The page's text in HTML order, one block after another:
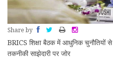
Share by
BRICS शिक्षा बैठक में आधुनिक
तकनीकी साझेदारी पर जोर